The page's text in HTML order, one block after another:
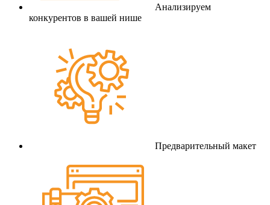
Анализируем
конкурентов в вашей нише
Предварительный макет